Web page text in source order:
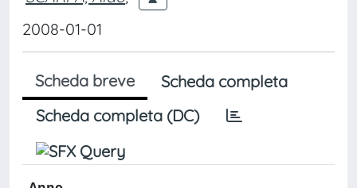
2008-01-01
Scheda breve
Scheda completa
Scheda completa (DC)